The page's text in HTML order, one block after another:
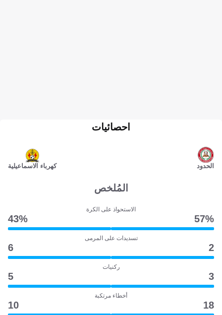
الحدود
احصائيات
كهرباء الاسماعيلية
المُلخص
الاستحواذ على الكرة
57‎%‎
43‎%‎
تسديدات على المرمى
2
6
ركنيات
3
5
أخطاء مرتكبة
18
10